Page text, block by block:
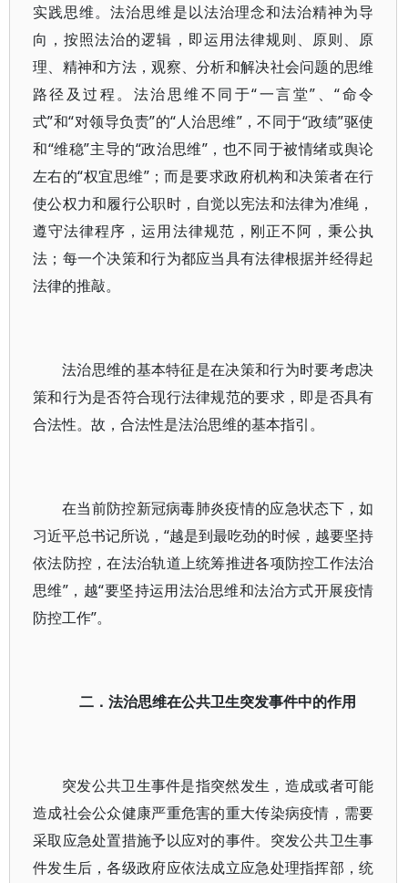
实践思维。法治思维是以法治理念和法治精神为导
向，按照法治的逻辑，即运用法律规则、原则、原
理、精神和方法，观察、分析和解决社会问题的思维
路径及过程。法治思维不同于“一言堂”、“命令
式”和“对领导负责”的“人治思维”，不同于“政绩”驱使
和“维稳”主导的“政治思维”，也不同于被情绪或舆论
左右的“权宜思维”；而是要求政府机构和决策者在行
使公权力和履行公职时，自觉以宪法和法律为准绳，
遵守法律程序，运用法律规范，刚正不阿，秉公执
法；每一个决策和行为都应当具有法律根据并经得起
法律的推敲。
法治思维的基本特征是在决策和行为时要考虑决
策和行为是否符合现行法律规范的要求，即是否具有
合法性。故，合法性是法治思维的基本指引。
在当前防控新冠病毒肺炎疫情的应急状态下，如
习近平总书记所说，“越是到最吃劲的时候，越要坚持
依法防控，在法治轨道上统筹推进各项防控工作法治
思维”，越“要坚持运用法治思维和法治方式开展疫情
防控工作”。
二．法治思维在公共卫生突发事件中的作用
突发公共卫生事件是指突然发生，造成或者可能
造成社会公众健康严重危害的重大传染病疫情，需要
采取应急处置措施予以应对的事件。突发公共卫生事
件发生后，各级政府应依法成立应急处理指挥部，统